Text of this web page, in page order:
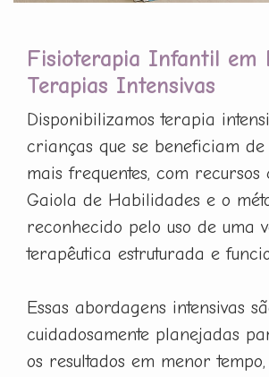
Fisioterapia Infantil em
Terapias Intensivas
Disponibilizamos terapia
crianças que se beneficiam de
mais frequentes, com recursos
Gaiola de Habilidades e o
reconhecido pelo uso de uma
terapêutica estruturada e
Essas abordagens intensivas
cuidadosamente planejadas
os resultados em menor